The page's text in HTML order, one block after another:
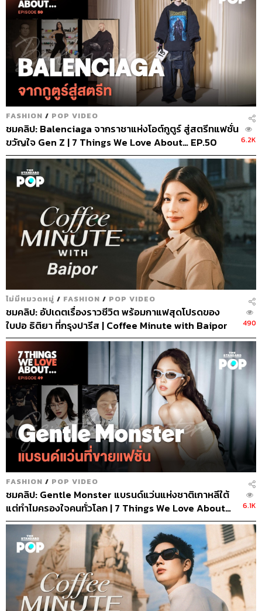
FASHION / POP VIDEO
ชมคลิป: Balenciaga จากราชาแห่งโอต์กูตูร์ สู่สตรีทแฟชั่น
ขวัญใจ Gen Z | 7 Things We Love About… EP.50
6.2K
ไม่มีหมวดหมู่ / FASHION / POP VIDEO
ชมคลิป: อัปเดตเรื่องราวชีวิต พร้อมกาแฟสุดโปรดของ
ใบปอ ธิติยา ที่กรุงปารีส | Coffee Minute with Baipor
490
FASHION / POP VIDEO
ชมคลิป: Gentle Monster แบรนด์แว่นแห่งชาติเกาหลีใต้
แต่ทำไมครองใจคนทั่วโลก | 7 Things We Love About…
EP.49
6.1K